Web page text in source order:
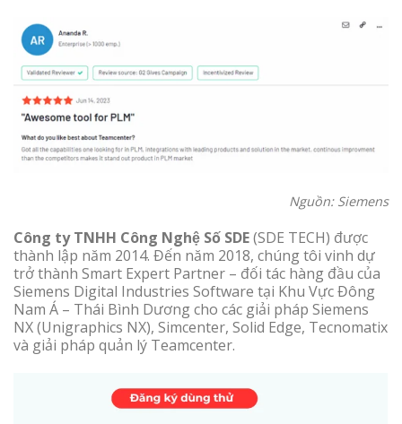
Nguồn: Siemens
Công ty TNHH Công Nghệ Số SDE(SDE TECH) được
thành lập năm 2014. Đến năm 2018, chúng tôi vinh dự
trở thành Smart Expert Partner – đối tác hàng đầu của
Siemens Digital Industries Software tại Khu Vực Đông
Nam Á – Thái Bình Dương cho các giải pháp Siemens
NX (Unigraphics NX), Simcenter, Solid Edge, Tecnomatix
và giải pháp quản lý Teamcenter.